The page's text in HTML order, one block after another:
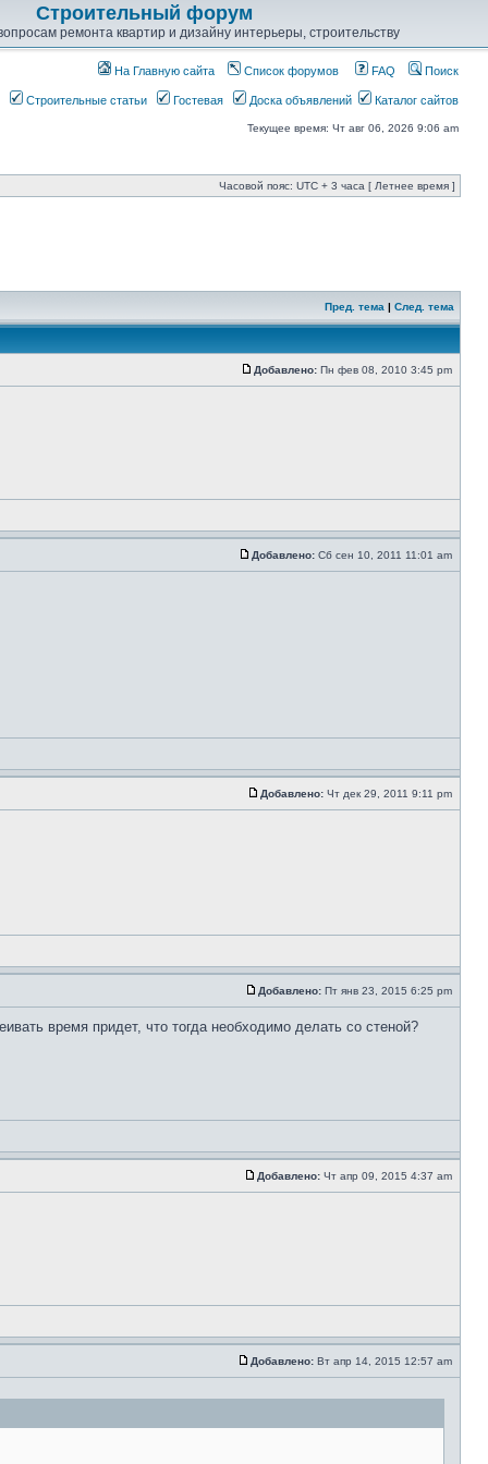
Строительный форум
ремонта квартир и дизайну интерьеры, строительству
На Главную сайта Список форумов FAQ Поиск
Строительные статьи Гостевая Доска объявлений Каталог сайтов
Текущее время: Чт авг 06, 2026 9:06 am
Часовой пояс: UTC + 3 часа [ Летнее время ]
Пред. тема | След. тема
Добавлено: Пн фев 08, 2010 3:45 pm
Добавлено: Сб сен 10, 2011 11:01 am
Добавлено: Чт дек 29, 2011 9:11 pm
Добавлено: Пт янв 23, 2015 6:25 pm
время придет, что тогда необходимо делать со стеной?
Добавлено: Чт апр 09, 2015 4:37 am
Добавлено: Вт апр 14, 2015 12:57 am